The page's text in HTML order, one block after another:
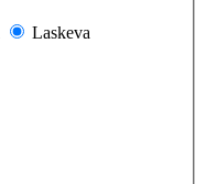
Laskeva